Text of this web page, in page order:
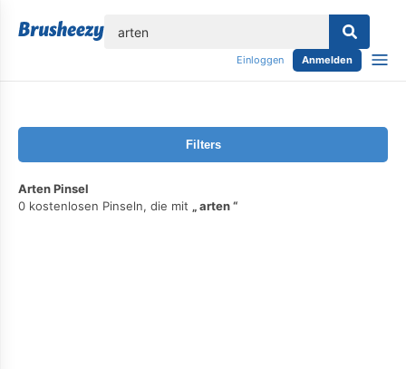
Einloggen Anmelden
Filters
Arten Pinsel
0 kostenlosen Pinseln, die mit
arten